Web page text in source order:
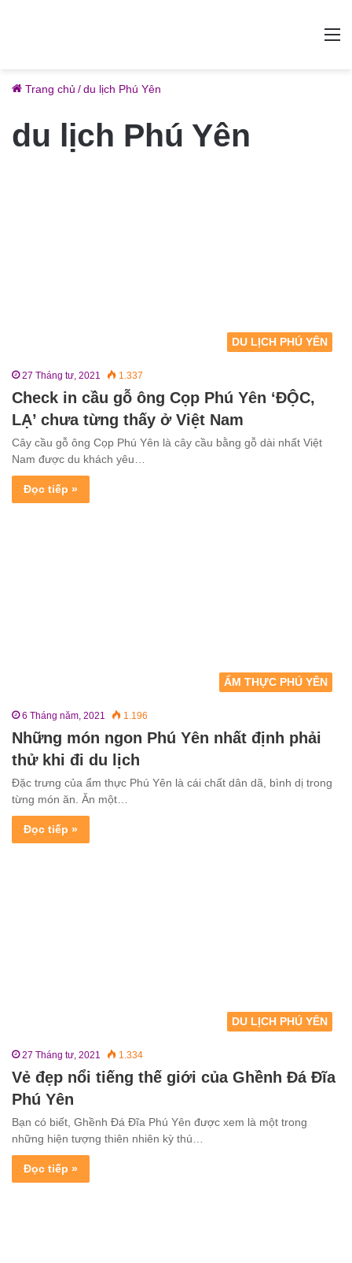
Trang chủ /du lịch Phú Yên
du lịch Phú Yên
DU LỊCH PHÚ YÊN
27 Tháng tư, 2021 1.337
Check in cầu gỗ ông Cọp Phú Yên ‘ĐỘC,
LẠ’ chưa từng thấy ở Việt Nam
Cây cầu gỗ ông Cọp Phú Yên là cây cầu bằng gỗ dài nhất Việt
Nam được du khách yêu…
Đọc tiếp »
ẨM THỰC PHÚ YÊN
6 Tháng năm, 2021 1.196
Những món ngon Phú Yên nhất định phải
thử khi đi du lịch
Đặc trưng của ẩm thực Phú Yên là cái chất dân dã, bình dị trong
từng món ăn. Ăn một…
Đọc tiếp »
DU LỊCH PHÚ YÊN
27 Tháng tư, 2021 1.334
Vẻ đẹp nổi tiếng thế giới của Ghềnh Đá Đĩa
Phú Yên
Bạn có biết, Ghềnh Đá Đĩa Phú Yên được xem là một trong
những hiện tượng thiên nhiên kỳ thú…
Đọc tiếp »